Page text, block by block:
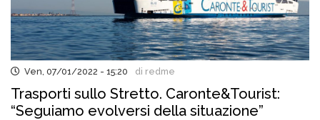
Ven, 07/01/2022 - 15:20 di redme
Trasporti sullo Stretto. Caronte&Tourist:
“Seguiamo evolversi della situazione”